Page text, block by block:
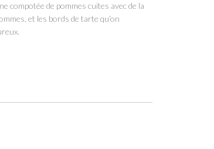
compotée de pommes cuites avec de la
et les bords de tarte qu’on